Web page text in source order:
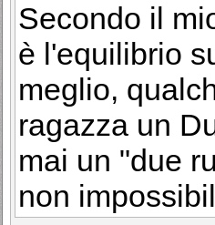
Secondo il
è l'equilibrio
meglio,
ragazza un
mai un "due
non